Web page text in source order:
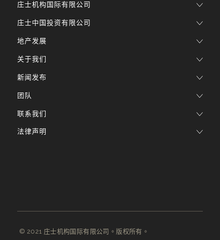
庄士机构国际有限公司
庄士中国投资有限公司
地产发展
关于我们
新闻发布
团队
联系我们
法律声明
© 2021 庄士机构国际有限公司。版权所有。